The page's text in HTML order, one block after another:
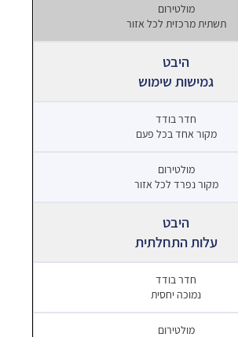
תשתית מרכזית לכל אזור
גמישות שימוש
מקור אחד בכל פעם
מקור נפרד לכל אזור
עלות התחלתית
נמוכה יחסית